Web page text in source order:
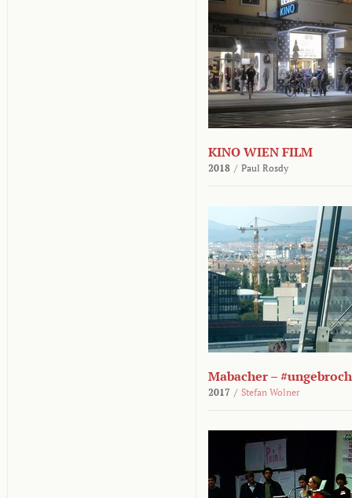
KINO WIEN FILM
2018 / Paul Rosdy
Mabacher –
2017 / Stefan Wolner